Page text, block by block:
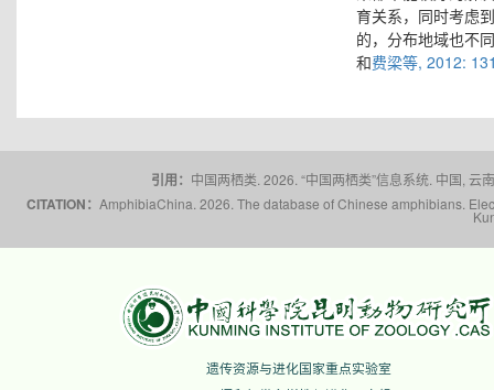
育关系，同时考虑
的，分布地域也不
和费梁等, 2012:
引用： 中国两栖类. 2026. “中国两栖类”信息系统. 中国,
CITATION： AmphibiaChina. 2026. The database of Chinese amphibians.
遗传资源与进化国家重点实验室